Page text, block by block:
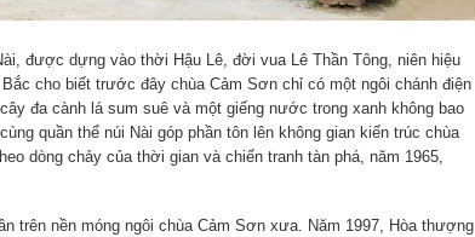
được dựng vào thời Hậu Lê, đời vua Lê Thần Tông, niên hiệu
cho biết trước đây chùa Cảm Sơn chỉ có một ngôi chánh điện
đa cành lá sum suê và một giếng nước trong xanh không bao
quần thể núi Nài góp phần tôn lên không gian kiến trúc chùa
dòng chảy của thời gian và chiến tranh tàn phá, năm 1965,
trên nền móng ngôi chùa Cảm Sơn xưa. Năm 1997, Hòa thượng